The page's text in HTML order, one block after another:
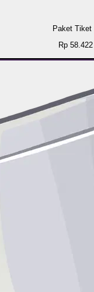
Paket Tiket
Rp 58.422